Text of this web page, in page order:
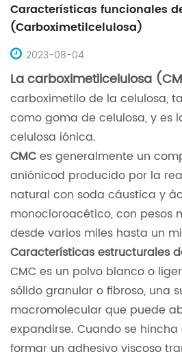
Características funcionales
(Carboximetilcelulosa)
2023-08-04
La carboximetilcelulosa
carboximetilo de la celulosa,
como goma de celulosa, y es
celulosa iónica.
CMCes generalmente un
aniónicod producido por la
natural con soda cáustica y
monocloroacético, con pesos
desde varios miles hasta un
Características estructurales
CMC es un polvo blanco o
sólido granular o fibroso, una
macromolecular que puede
expandirse. Cuando se